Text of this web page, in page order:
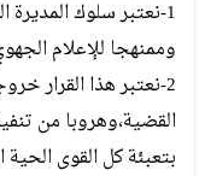
1-نعتبر سلوك
وممنهجا للإعلام
2-نعتبر هذا القرار
القضية،وهروبا من
بتعبئة كل القوى